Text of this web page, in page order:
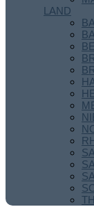
LAND